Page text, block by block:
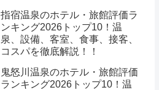
指宿温泉のホテル・旅館評価ラ
ンキング2026トップ10！温
泉、設備、客室、食事、接客、
コスパを徹底解説！！
鬼怒川温泉のホテル・旅館評価
ランキング2026トップ10！温